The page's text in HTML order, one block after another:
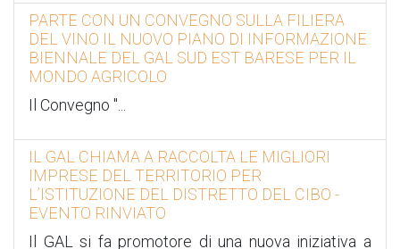
PARTE CON UN CONVEGNO SULLA FILIERA
DEL VINO IL NUOVO PIANO DI INFORMAZIONE
BIENNALE DEL GAL SUD EST BARESE PER IL
MONDO AGRICOLO
Il Convegno "...
IL GAL CHIAMA A RACCOLTA LE MIGLIORI
IMPRESE DEL TERRITORIO PER
L’ISTITUZIONE DEL DISTRETTO DEL CIBO -
EVENTO RINVIATO
Il GAL si fa promotore di una nuova iniziativa a